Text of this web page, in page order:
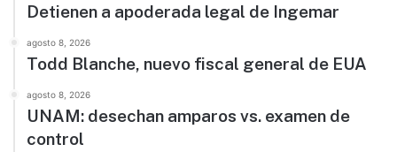
Detienen a apoderada legal de Ingemar
agosto 8, 2026
Todd Blanche, nuevo fiscal general de EUA
agosto 8, 2026
UNAM: desechan amparos vs. examen de
control